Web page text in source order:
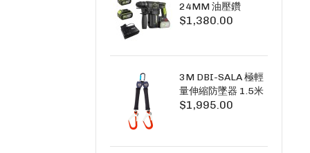
24MM 油壓鑽
WU385.3（雙5A電
$1,380.00
3M DBI-SALA 極輕
量伸縮防墜器 1.5米
(雙鉤) 3101754
TWINS
$1,995.00